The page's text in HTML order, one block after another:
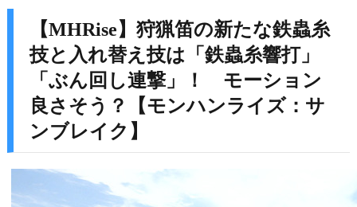
【MHRise】狩猟笛の新たな鉄蟲糸
技と入れ替え技は「鉄蟲糸響打」
「ぶん回し連撃」！ モーション
良さそう？【モンハンライズ：サ
ンブレイク】